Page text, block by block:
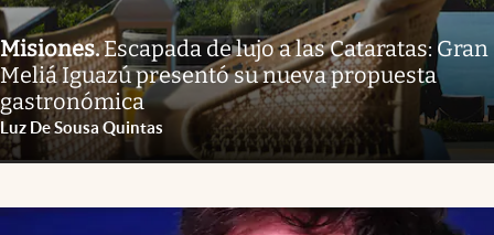
Misiones.Escapada de lujo a las Cataratas: Gran
Meliá Iguazú presentó su nueva propuesta
gastronómica
Luz De Sousa Quintas